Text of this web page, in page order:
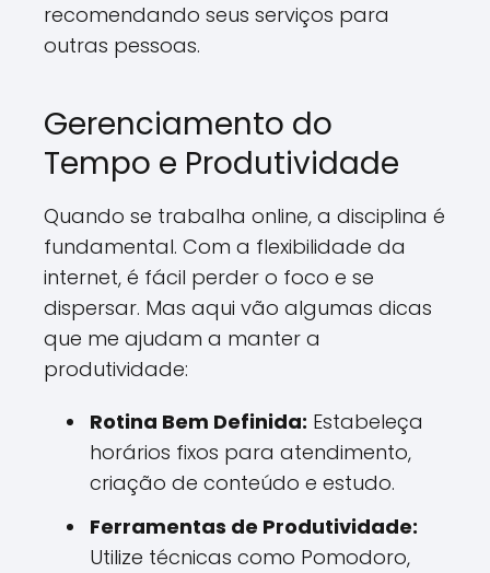
recomendando seus serviços para
outras pessoas.
Gerenciamento do
Tempo e Produtividade
Quando se trabalha online, a disciplina é
fundamental. Com a flexibilidade da
internet, é fácil perder o foco e se
dispersar. Mas aqui vão algumas dicas
que me ajudam a manter a
produtividade:
Rotina Bem Definida: Estabeleça
horários fixos para atendimento,
criação de conteúdo e estudo.
Ferramentas de Produtividade:
Utilize técnicas como Pomodoro,